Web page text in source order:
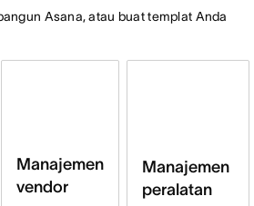
Asana, atau buat templat Anda
Manajemen
vendor
Manajemen
peralatan